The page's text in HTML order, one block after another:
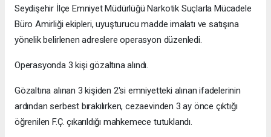
Seydişehir İlçe Emniyet Müdürlüğü Narkotik Suçlarla Mücadele
Büro Amirliği ekipleri, uyuşturucu madde imalatı ve satışına
yönelik belirlenen adreslere operasyon düzenledi.
Operasyonda 3 kişi gözaltına alındı.
Gözaltına alınan 3 kişiden 2'si emniyetteki alınan ifadelerinin
ardından serbest bırakılırken, cezaevinden 3 ay önce çıktığı
öğrenilen F.Ç. çıkarıldığı mahkemece tutuklandı.